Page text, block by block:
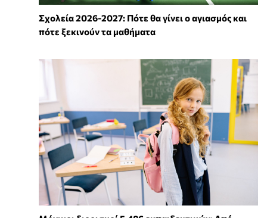
Σχολεία 2026-2027: Πότε θα γίνει ο αγιασμός και
πότε ξεκινούν τα μαθήματα